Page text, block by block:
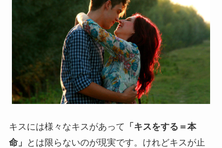
キスには様々なキスがあって 「キスをする＝本
命」
とは限らないのが現実です。けれどキスが止